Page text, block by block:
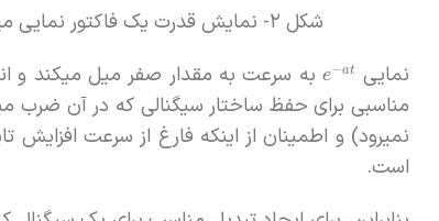
شکل ۲- نمایش قدرت یک فاکتور نمایی میرا برای تبدیل تابع غیرقابل‌انتگرال مشابه
نمایی
e−at به سرعت به مقدار صفر میل میکند و
مناسبی برای حفظ ساختار سیگنالی که در آن ضرب
نمیرود) و اطمینان از اینکه فارغ از سرعت
است.